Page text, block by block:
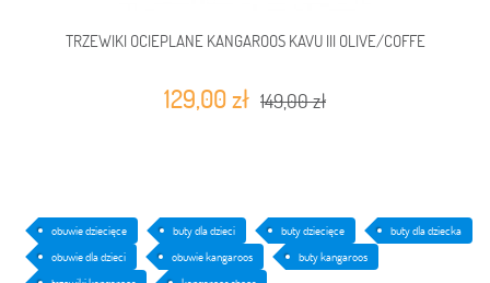
TRZEWIKI OCIEPLANE KANGAROOS KAVU III OLIVE/COFFE
129,00 zł 149,00 zł
obuwie dziecięce buty dla dzieci buty dziecięce
buty dla dziecka
obuwie dla dzieci
obuwie kangaroos
buty kangaroos